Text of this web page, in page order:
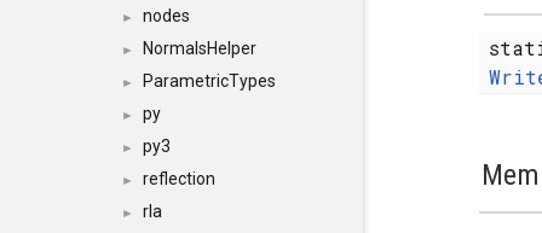
► nodes
► NormalsHelper
► ParametricTypes
► py
► py3
► reflection
► rla